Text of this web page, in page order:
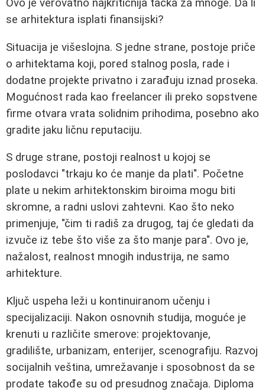
Ovo je verovatno najkritičnija tačka za mnoge. Da li
se arhitektura isplati finansijski?
Situacija je višeslojna. S jedne strane, postoje priče
o arhitektama koji, pored stalnog posla, rade i
dodatne projekte privatno i zarađuju iznad proseka.
Mogućnost rada kao freelancer ili preko sopstvene
firme otvara vrata solidnim prihodima, posebno ako
gradite jaku ličnu reputaciju.
S druge strane, postoji realnost u kojoj se
poslodavci "trkaju ko će manje da plati". Početne
plate u nekim arhitektonskim biroima mogu biti
skromne, a radni uslovi zahtevni. Kao što neko
primenjuje, "čim ti radiš za drugog, taj će gledati da
izvuče iz tebe što više za što manje para". Ovo je,
nažalost, realnost mnogih industrija, ne samo
arhitekture.
Ključ uspeha leži u kontinuiranom učenju i
specijalizaciji. Nakon osnovnih studija, moguće je
krenuti u različite smerove: projektovanje,
gradilište, urbanizam, enterijer, scenografiju. Razvoj
socijalnih veština, umrežavanje i sposobnost da se
prodate takođe su od presudnog značaja. Diploma